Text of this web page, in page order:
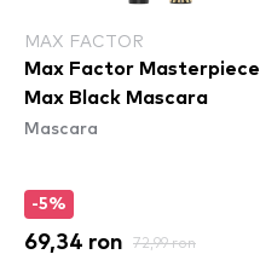
MAX FACTOR
Max Factor Masterpiece
Max Black Mascara
Mascara
-5%
69,34 ron 72,99 ron